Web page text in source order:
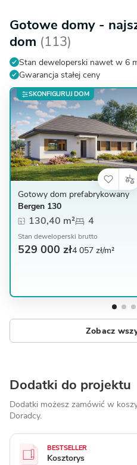
Gotowe domy -
dom (113)
Stan deweloperski nawet w 6
Gwarancja stałej ceny
SKONFIGURUJ DOM
Gotowy dom prefabrykowany
Bergen 130
130,40 m² 4
Stan deweloperski brutto
529 000 zł4 057 zł/m²
Zobacz
Dodatki do projektu
Dodatki możesz zamówić w
Doradcy.
BESTSELLER
Kosztorys